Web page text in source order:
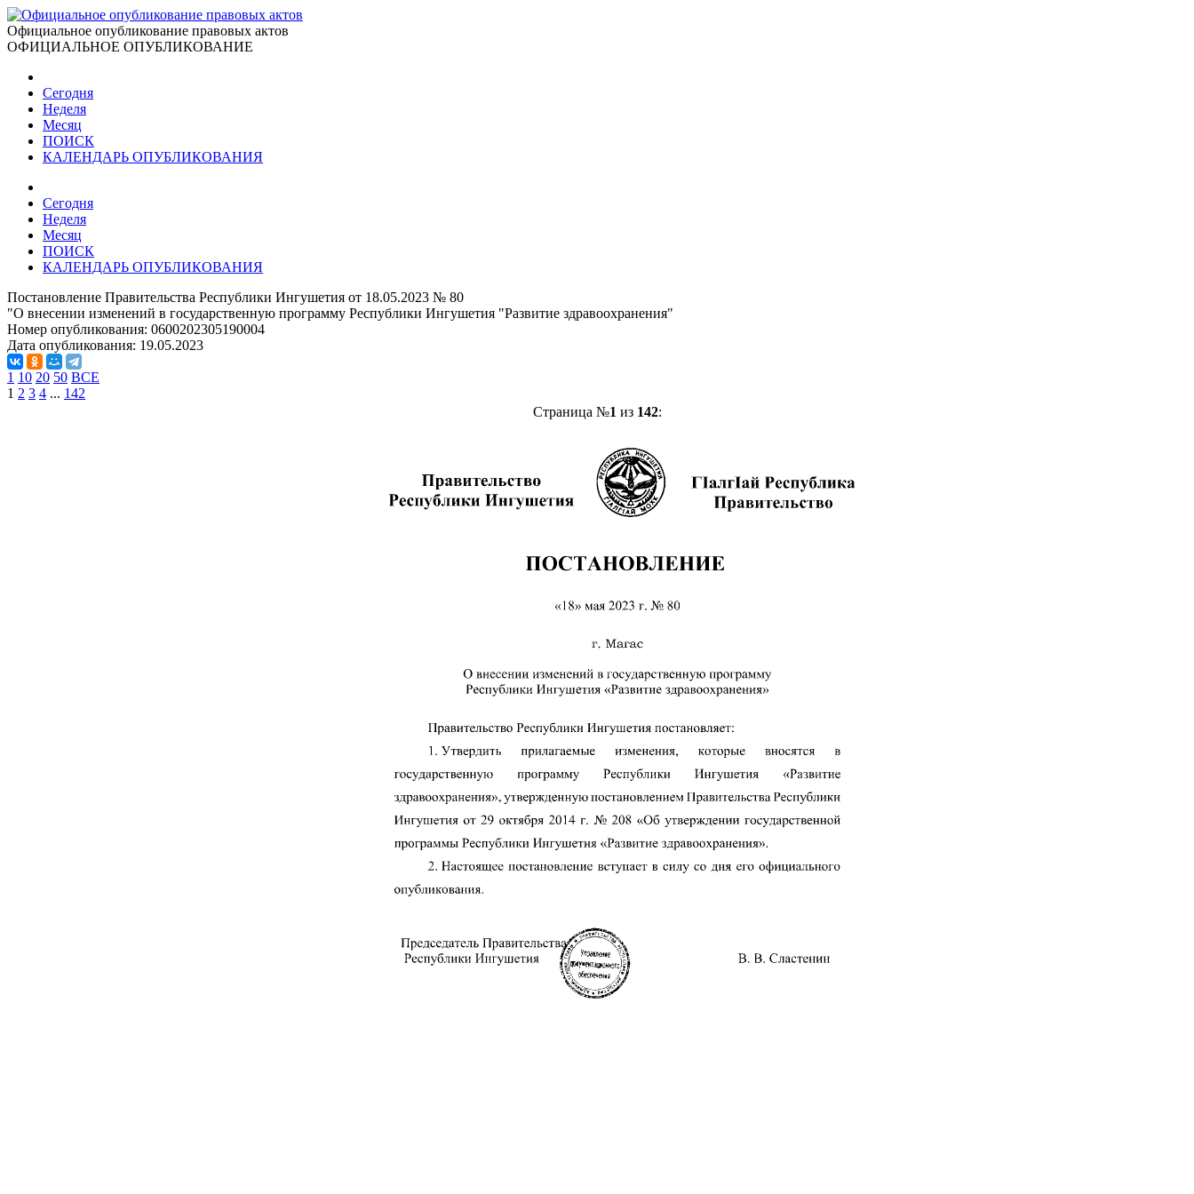
Официальное опубликование правовых актов
ОФИЦИАЛЬНОЕ ОПУБЛИКОВАНИЕ
Сегодня
Неделя
Месяц
ПОИСК
КАЛЕНДАРЬ ОПУБЛИКОВАНИЯ
Сегодня
Неделя
Месяц
ПОИСК
КАЛЕНДАРЬ ОПУБЛИКОВАНИЯ
Постановление Правительства Республики Ингушетия от 18.05.2023 № 80
"О внесении изменений в государственную программу Республики Ингушетия "Развитие здравоохранения"
Номер опубликования: 0600202305190004
Дата опубликования: 19.05.2023
1 10 20 50 ВСЕ
1 2 3 4 ... 142
Страница №1 из 142: